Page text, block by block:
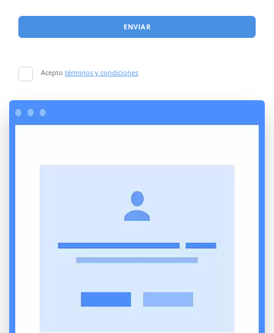
ENVIAR
Acepto términos y condiciones